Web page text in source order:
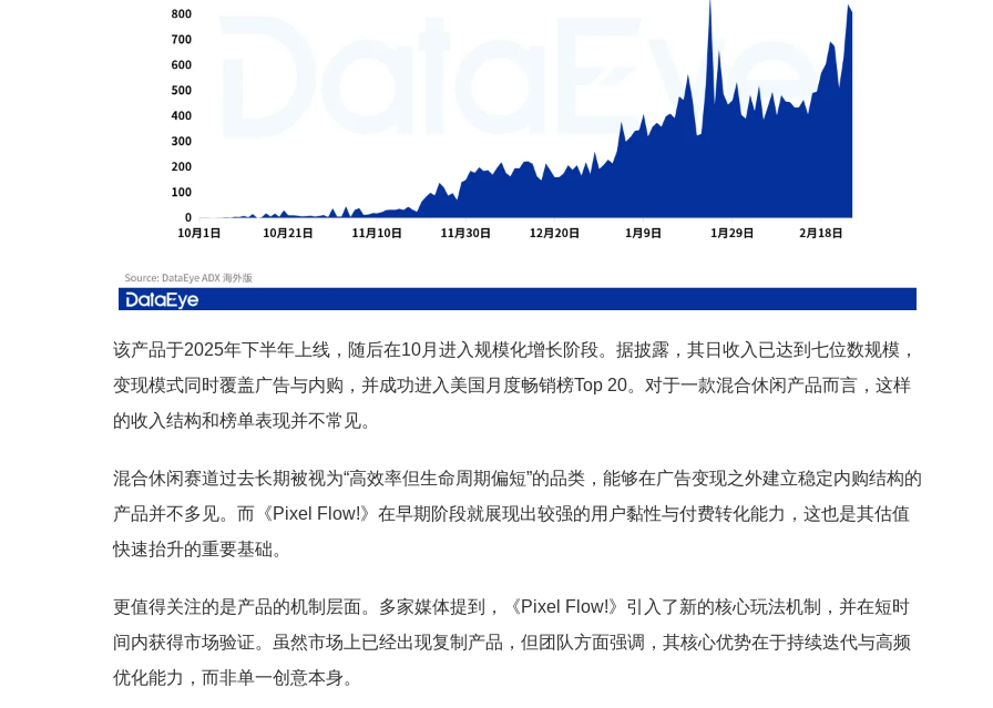
该产品于2025年下半年上线，随后在10月进入规模化增长阶段。据披露，其日收入已达到七位数规模，
变现模式同时覆盖广告与内购，并成功进入美国月度畅销榜Top 20。对于一款混合休闲产品而言，这样
的收入结构和榜单表现并不常见。
混合休闲赛道过去长期被视为“高效率但生命周期偏短”的品类，能够在广告变现之外建立稳定内购结构的
产品并不多见。而《Pixel Flow!》在早期阶段就展现出较强的用户黏性与付费转化能力，这也是其估值
快速抬升的重要基础。
更值得关注的是产品的机制层面。多家媒体提到，《Pixel Flow!》引入了新的核心玩法机制，并在短时
间内获得市场验证。虽然市场上已经出现复制产品，但团队方面强调，其核心优势在于持续迭代与高频
优化能力，而非单一创意本身。